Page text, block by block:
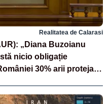
Realitatea de Calarasi
„Diana Buzoianu
nicio obligație
30% arii protejate